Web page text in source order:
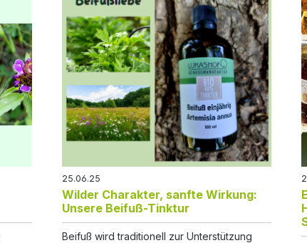
25.06.25
Wilder Charakter, sanfte Wirkung:
Unsere Beifuß-Tinktur
Beifuß wird traditionell zur Unterstützung